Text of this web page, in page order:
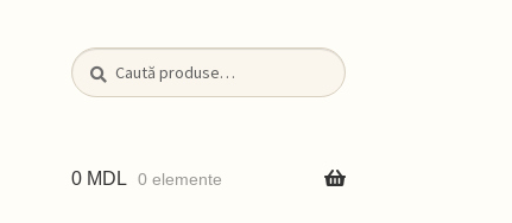
Caută
după:
Caută
0 MDL 0 elemente